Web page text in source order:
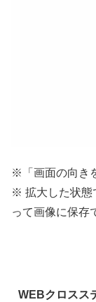
※「画面の向き
※ 拡大した状態
って画像に保存
WEBクロスス